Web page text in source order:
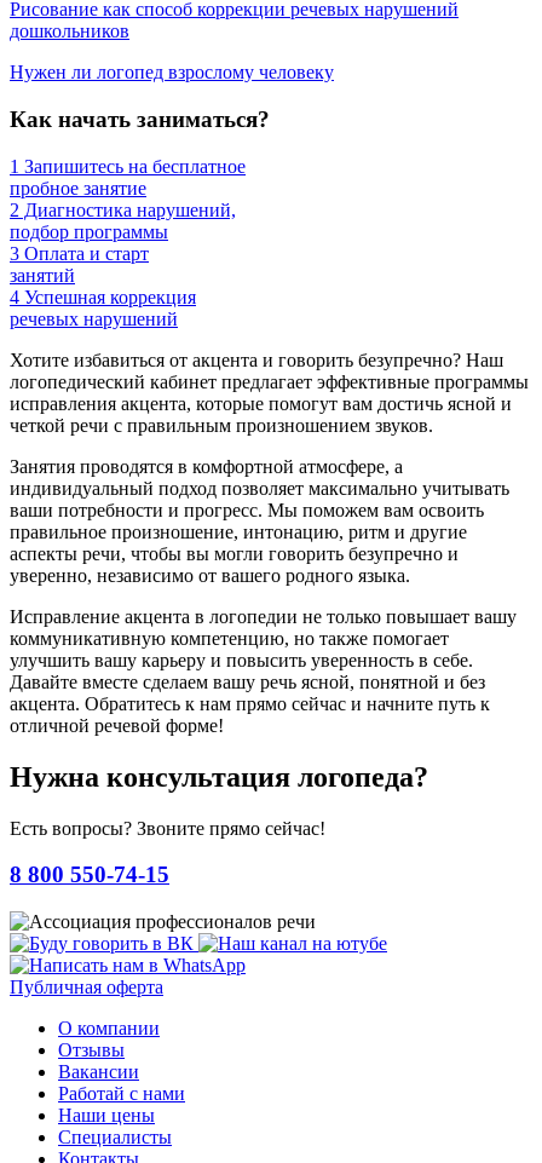
Рисование как способ коррекции речевых нарушений
дошкольников
Нужен ли логопед взрослому человеку
Как начать заниматься?
1 Запишитесь на бесплатное
пробное занятие
2 Диагностика нарушений,
подбор программы
3 Оплата и старт
занятий
4 Успешная коррекция
речевых нарушений
Хотите избавиться от акцента и говорить безупречно? Наш
логопедический кабинет предлагает эффективные программы
исправления акцента, которые помогут вам достичь ясной и
четкой речи с правильным произношением звуков.
Занятия проводятся в комфортной атмосфере, а
индивидуальный подход позволяет максимально учитывать
ваши потребности и прогресс. Мы поможем вам освоить
правильное произношение, интонацию, ритм и другие
аспекты речи, чтобы вы могли говорить безупречно и
уверенно, независимо от вашего родного языка.
Исправление акцента в логопедии не только повышает вашу
коммуникативную компетенцию, но также помогает
улучшить вашу карьеру и повысить уверенность в себе.
Давайте вместе сделаем вашу речь ясной, понятной и без
акцента. Обратитесь к нам прямо сейчас и начните путь к
отличной речевой форме!
Нужна консультация логопеда?
Есть вопросы? Звоните прямо сейчас!
8 800 550-74-15
Публичная оферта
О компании
Отзывы
Вакансии
Работай с нами
Наши цены
Специалисты
Контакты